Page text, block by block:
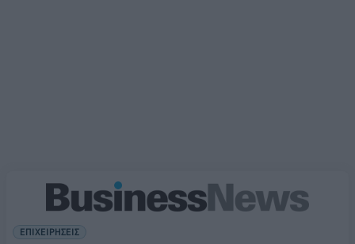
ΕΠΙΧΕΙΡΗΣΕΙΣ